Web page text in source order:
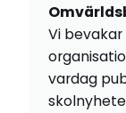
Vi
vardag